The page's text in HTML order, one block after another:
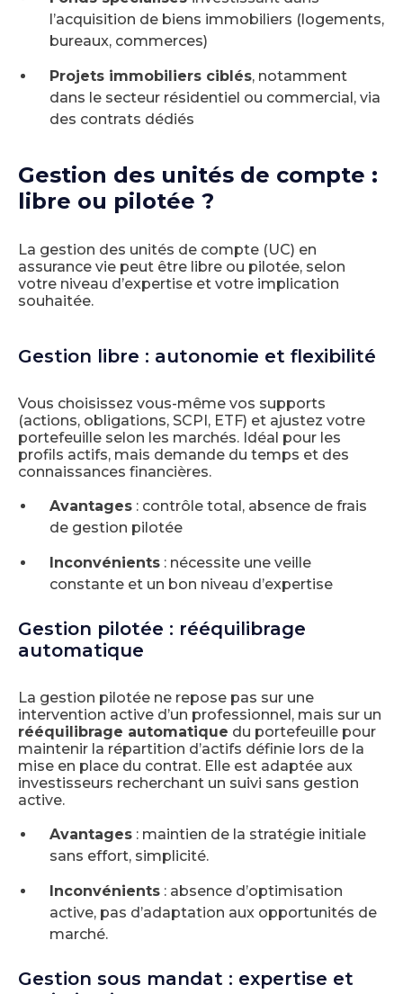
l’acquisition de biens immobiliers (logements,
bureaux, commerces)
Projets immobiliers ciblés, notamment
dans le secteur résidentiel ou commercial, via
des contrats dédiés
Gestion des unités de compte :
libre ou pilotée ?
La gestion des unités de compte (UC) en
assurance vie peut être libre ou pilotée, selon
votre niveau d’expertise et votre implication
souhaitée.
Gestion libre : autonomie et flexibilité
Vous choisissez vous-même vos supports
(actions, obligations, SCPI, ETF) et ajustez votre
portefeuille selon les marchés. Idéal pour les
profils actifs, mais demande du temps et des
connaissances financières.
Avantages : contrôle total, absence de frais
de gestion pilotée
Inconvénients : nécessite une veille
constante et un bon niveau d’expertise
Gestion pilotée : rééquilibrage
automatique
La gestion pilotée ne repose pas sur une
intervention active d’un professionnel, mais sur un
rééquilibrage automatique du portefeuille pour
maintenir la répartition d’actifs définie lors de la
mise en place du contrat. Elle est adaptée aux
investisseurs recherchant un suivi sans gestion
active.
Avantages : maintien de la stratégie initiale
sans effort, simplicité.
Inconvénients : absence d’optimisation
active, pas d’adaptation aux opportunités de
marché.
Gestion sous mandat : expertise et